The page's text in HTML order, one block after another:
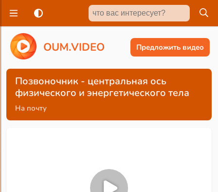
OUM.VIDEO Предложить видео
Позвоночник - центральная ось
физического и энергетического тела
На почту